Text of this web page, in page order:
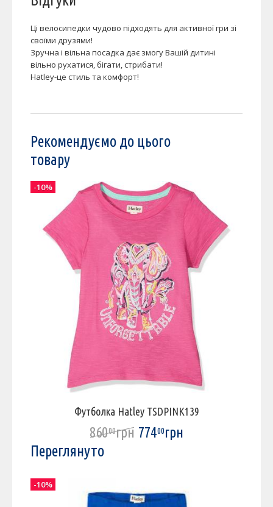
Ці велосипедки чудово підходять для активної гри зі
своїми друзями!
Зручна і вільна посадка дає змогу Вашій дитині
вільно рухатися, бігати, стрибати!
Hatley-це стиль та комфорт!
Рекомендуємо до цього
товару
Футболка Hatley TSDPINK139
86000грн 77400грн
-10%
Переглянуто
-10%